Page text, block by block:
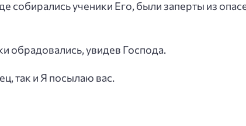
собирались ученики Его, были заперты из
обрадовались, увидев Господа.
так и Я посылаю вас.